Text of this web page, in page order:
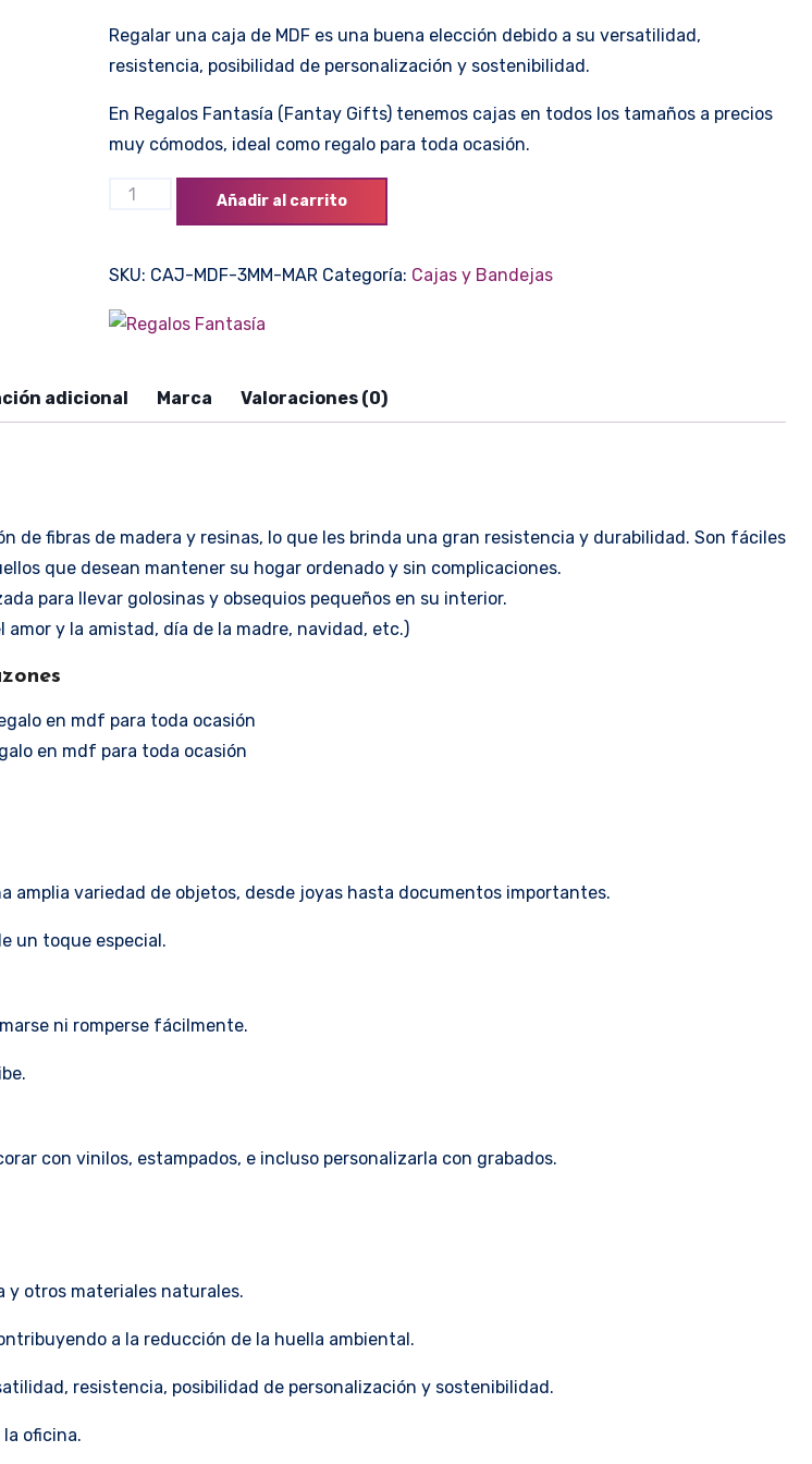
Regalar una caja de MDF es una buena elección debido a su versatilidad,
resistencia, posibilidad de personalización y sostenibilidad.
En Regalos Fantasía (Fantay Gifts) tenemos cajas en todos los tamaños a precios
muy cómodos, ideal como regalo para toda ocasión.
Caja
para
toda
Añadir al carrito
SKU: CAJ-MDF-3MM-MAR Categoría: Cajas y Bandejas
adicional Marca Valoraciones (0)
de fibras de madera y resinas, lo que les brinda una gran resistencia y durabilidad. Son fáciles
que desean mantener su hogar ordenado y sin complicaciones.
para llevar golosinas y obsequios pequeños en su interior.
y la amistad, día de la madre, navidad, etc.)
en mdf para toda ocasión
amplia variedad de objetos, desde joyas hasta documentos importantes.
un toque especial.
ni romperse fácilmente.
con vinilos, estampados, e incluso personalizarla con grabados.
y otros materiales naturales.
a la reducción de la huella ambiental.
resistencia, posibilidad de personalización y sostenibilidad.
oficina.